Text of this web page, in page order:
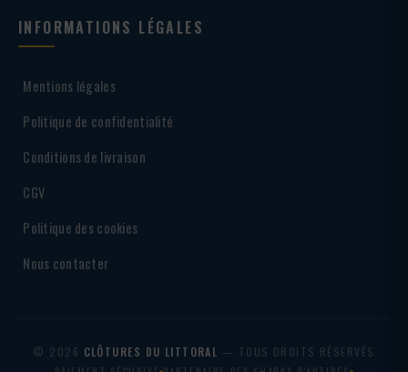
INFORMATIONS LÉGALES
Mentions légales
Politique de confidentialité
Conditions de livraison
CGV
Politique des cookies
Nous contacter
© 2026 CLÔTURES DU LITTORAL — TOUS DROITS RÉSERVÉS